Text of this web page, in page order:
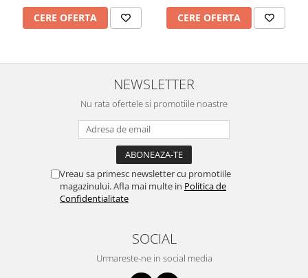
CERE OFERTA CERE OFERTA
NEWSLETTER
Nu rata ofertele si promotiile noastre
Vreau sa primesc newsletter cu promotiile
magazinului. Afla mai multe in Politica de
Confidentialitate
SOCIAL
Urmareste-ne in social media